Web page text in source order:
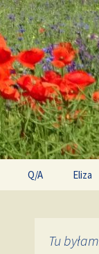
Q/A Eliza
Tu byłam